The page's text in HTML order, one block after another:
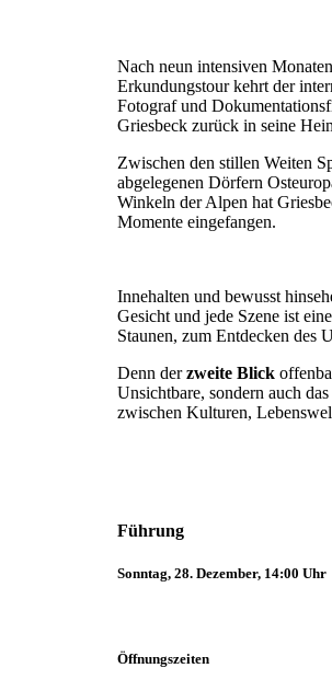
Nach neun intensiven
Erkundungstour kehrt der
Fotograf und
Griesbeck zurück in seine
Zwischen den stillen Weiten
abgelegenen Dörfern
Winkeln der Alpen hat
Momente eingefangen.
Innehalten und bewusst
Gesicht und jede Szene ist
Staunen, zum Entdecken des
Denn derzweite Blick
Unsichtbare, sondern auch
zwischen Kulturen,
Führung
Sonntag, 28. Dezember, 14:00 Uhr
Öffnungszeiten